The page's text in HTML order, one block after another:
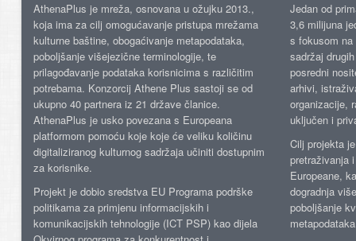
AthenaPlus je mreža, osnovana u ožujku 2013.,
koja ima za cilj omogućavanje pristupa mrežama
kulturne baštine, obogaćivanje metapodataka,
poboljšanje višejezične terminologije, te
prilagođavanje podataka korisnicima s različitim
potrebama. Konzorcij Athene Plus sastoji se od
ukupno 40 partnera iz 21 države članice.
AthenaPlus je usko povezana s Europeana
platformom pomoću koje koje će veliku količinu
digitaliziranog kulturnog sadržaja učiniti dostupnim
za korisnike.
Projekt je dobio sredstva EU Programa podrške
politikama za primjenu informacijskih i
komunikacijskih tehnologije (ICT PSP) kao dijela
Jedan od
3,6 milijuna
s fokusom
sadržaj
posredni
arhivi,
organizacije,
uključen i
Cilj projekta
pretraživanja
Europeane,
dogradnja
poboljšanje